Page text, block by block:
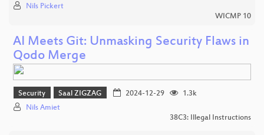
Nils Pickert
WICMP 10
AI Meets Git: Unmasking Security Flaws in
Qodo Merge
Security Saal ZIGZAG 2024-12-29
1.3k
Nils Amiet
38C3: Illegal Instructions